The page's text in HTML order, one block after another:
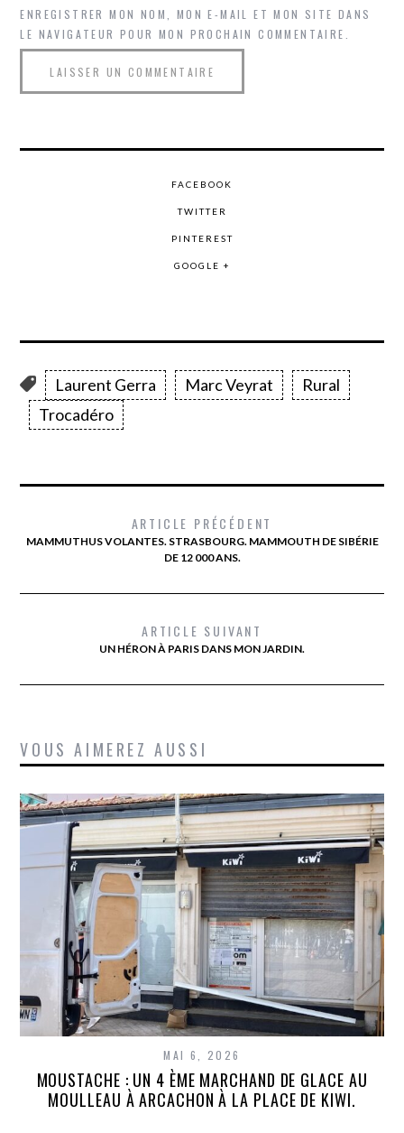
ENREGISTRER MON NOM, MON E-MAIL ET MON SITE DANS
LE NAVIGATEUR POUR MON PROCHAIN COMMENTAIRE.
FACEBOOK
TWITTER
PINTEREST
GOOGLE +
Laurent Gerra Marc Veyrat
Rural
Trocadéro
ARTICLE PRÉCÉDENT
MAMMUTHUS VOLANTES. STRASBOURG. MAMMOUTH DE SIBÉRIE
DE 12 000 ANS.
ARTICLE SUIVANT
UN HÉRON À PARIS DANS MON JARDIN.
VOUS AIMEREZ AUSSI
MAI 6, 2026
MOUSTACHE : UN 4 ÈME MARCHAND DE GLACE AU
MOULLEAU À ARCACHON À LA PLACE DE KIWI.